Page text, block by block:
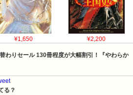
¥1,650 ¥2,200
わりセール 130冊程度が大幅割引！『やわらか
る？